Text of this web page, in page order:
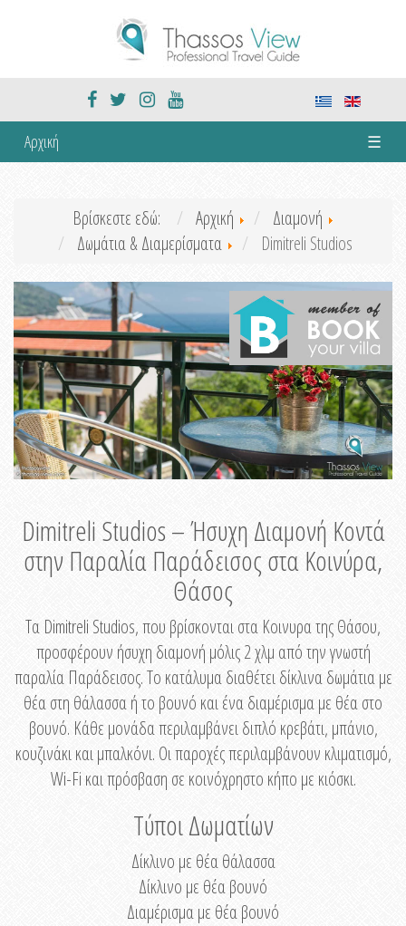
Αρχική ☰
Βρίσκεστε εδώ: Αρχική
Διαμονή
Δωμάτια & Διαμερίσματα
Dimitreli Studios
Dimitreli Studios – Ήσυχη Διαμονή Κοντά
στην Παραλία Παράδεισος στα Κοινύρα,
Θάσος
Τα Dimitreli Studios, που βρίσκονται στα Κοινυρα της Θάσου,
προσφέρουν ήσυχη διαμονή μόλις 2 χλμ από την γνωστή
παραλία Παράδεισος. Το κατάλυμα διαθέτει δίκλινα δωμάτια με
θέα στη θάλασσα ή το βουνό και ένα διαμέρισμα με θέα στο
βουνό. Κάθε μονάδα περιλαμβάνει διπλό κρεβάτι, μπάνιο,
κουζινάκι και μπαλκόνι. Οι παροχές περιλαμβάνουν κλιματισμό,
Wi-Fi και πρόσβαση σε κοινόχρηστο κήπο με κιόσκι.
Τύποι Δωματίων
Δίκλινο με θέα θάλασσα
Δίκλινο με θέα βουνό
Διαμέρισμα με θέα βουνό